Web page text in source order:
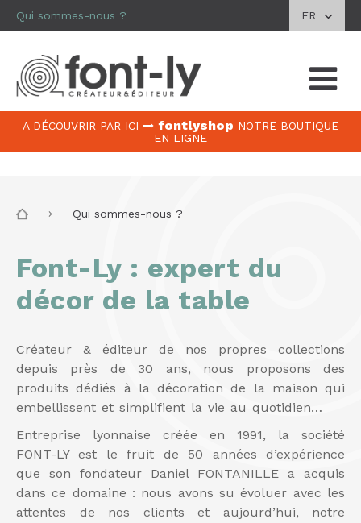
FR
Qui sommes-nous ?
A DÉCOUVRIR PAR ICI fontlyshop NOTRE BOUTIQUE
EN LIGNE
Qui sommes-nous ?
Font-Ly : expert du
décor de la table
Créateur & éditeur de nos propres collections
depuis près de 30 ans, nous proposons des
produits dédiés à la décoration de la maison qui
embellissent et simplifient la vie au quotidien…
Entreprise lyonnaise créée en 1991, la société
FONT-LY est le fruit de 50 années d’expérience
que son fondateur Daniel FONTANILLE a acquis
dans ce domaine : nous avons su évoluer avec les
attentes de nos clients et aujourd’hui, notre